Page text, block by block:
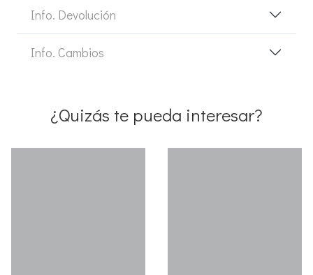
Info. Devolución
Info. Cambios
¿Quizás te pueda interesar?